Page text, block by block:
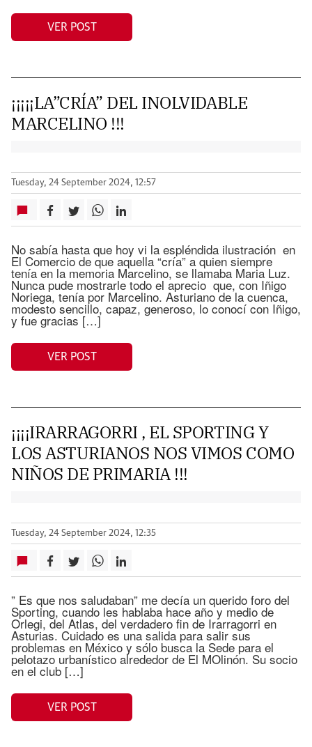
VER POST
¡¡¡¡¡LA”CRÍA” DEL INOLVIDABLE
MARCELINO !!!
Tuesday, 24 September 2024, 12:57
No sabía hasta que hoy vi la espléndida ilustración en
El Comercio de que aquella “cría” a quien siempre
tenía en la memoria Marcelino, se llamaba Maria Luz.
Nunca pude mostrarle todo el aprecio que, con Iñigo
Noriega, tenía por Marcelino. Asturiano de la cuenca,
modesto sencillo, capaz, generoso, lo conocí con Iñigo,
y fue gracias […]
VER POST
¡¡¡¡IRARRAGORRI , EL SPORTING Y
LOS ASTURIANOS NOS VIMOS COMO
NIÑOS DE PRIMARIA !!!
Tuesday, 24 September 2024, 12:35
” Es que nos saludaban” me decía un querido foro del
Sporting, cuando les hablaba hace año y medio de
Orlegi, del Atlas, del verdadero fin de Irarragorri en
Asturias. Cuidado es una salida para salir sus
problemas en México y sólo busca la Sede para el
pelotazo urbanístico alrededor de El MOlinón. Su socio
en el club […]
VER POST